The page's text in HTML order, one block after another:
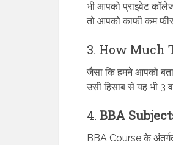
भी आपको प्राइवेट
तो आपको काफी कम
3. How Much
जैसा कि हमने आपको
उसी हिसाब से यह भी 3
4. BBA
BBA Course के